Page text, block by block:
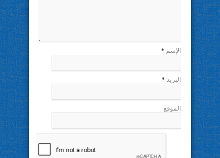
الإسم *
البريد *
الموقع